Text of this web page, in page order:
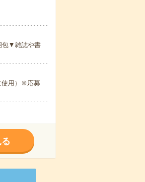
包▼雑誌や書
使用）※応募